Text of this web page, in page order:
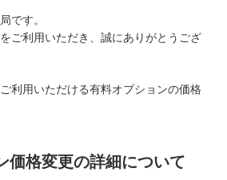
です。
ご利用いただき、誠にありがとうござ
利用いただける有料オプションの価格
価格変更の詳細について